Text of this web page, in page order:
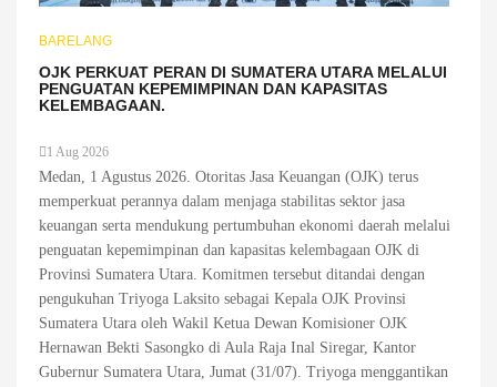
BARELANG
OJK PERKUAT PERAN DI SUMATERA UTARA MELALUI
PENGUATAN KEPEMIMPINAN DAN KAPASITAS
KELEMBAGAAN.
1 Aug 2026
Medan, 1 Agustus 2026. Otoritas Jasa Keuangan (OJK) terus
memperkuat perannya dalam menjaga stabilitas sektor jasa
keuangan serta mendukung pertumbuhan ekonomi daerah melalui
penguatan kepemimpinan dan kapasitas kelembagaan OJK di
Provinsi Sumatera Utara. Komitmen tersebut ditandai dengan
pengukuhan Triyoga Laksito sebagai Kepala OJK Provinsi
Sumatera Utara oleh Wakil Ketua Dewan Komisioner OJK
Hernawan Bekti Sasongko di Aula Raja Inal Siregar, Kantor
Gubernur Sumatera Utara, Jumat (31/07). Triyoga menggantikan